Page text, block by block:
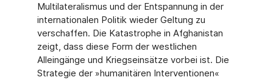
Multilateralismus und der Entspannung in der
internationalen Politik wieder Geltung zu
verschaffen. Die Katastrophe in Afghanistan
zeigt, dass diese Form der westlichen
Alleingänge und Kriegseinsätze vorbei ist. Die
Strategie der »humanitären Interventionen«